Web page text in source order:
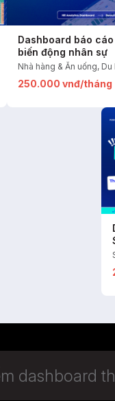
Dashboard báo
biến động nhân sự
250.000 vnđ/tháng